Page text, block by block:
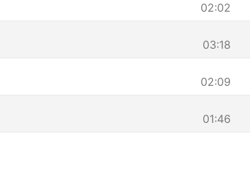
02:02
03:18
02:09
01:46